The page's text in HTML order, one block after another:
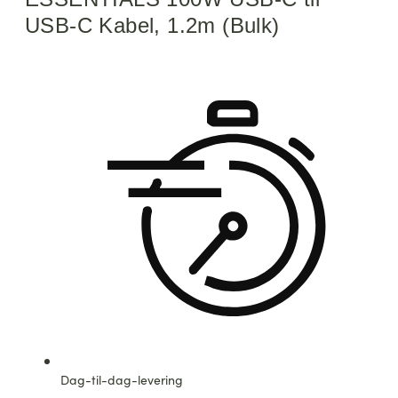
USB-C Kabel, 1.2m (Bulk)
Dag-til-dag-levering